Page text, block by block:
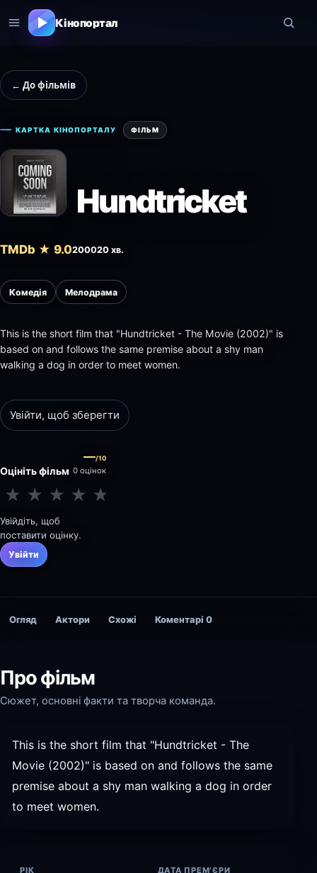
Кінопортал
← До фільмів
КАРТКА КІНОПОРТАЛУ ФІЛЬМ
Hundtricket
TMDb ★ 9.0200020 хв.
Комедія Мелодрама
This is the short film that "Hundtricket - The Movie (2002)" is
based on and follows the same premise about a shy man
walking a dog in order to meet women.
Увійти, щоб зберегти
Оцініть фільм
—/10
0 оцінок
★ ★ ★ ★ ★
Увійдіть, щоб
поставити оцінку.
Увійти
Огляд Актори Схожі Коментарі 0
Про фільм
Сюжет, основні факти та творча команда.
This is the short film that "Hundtricket - The
Movie (2002)" is based on and follows the same
premise about a shy man walking a dog in order
to meet women.
РІК ДАТА ПРЕМ’ЄРИ